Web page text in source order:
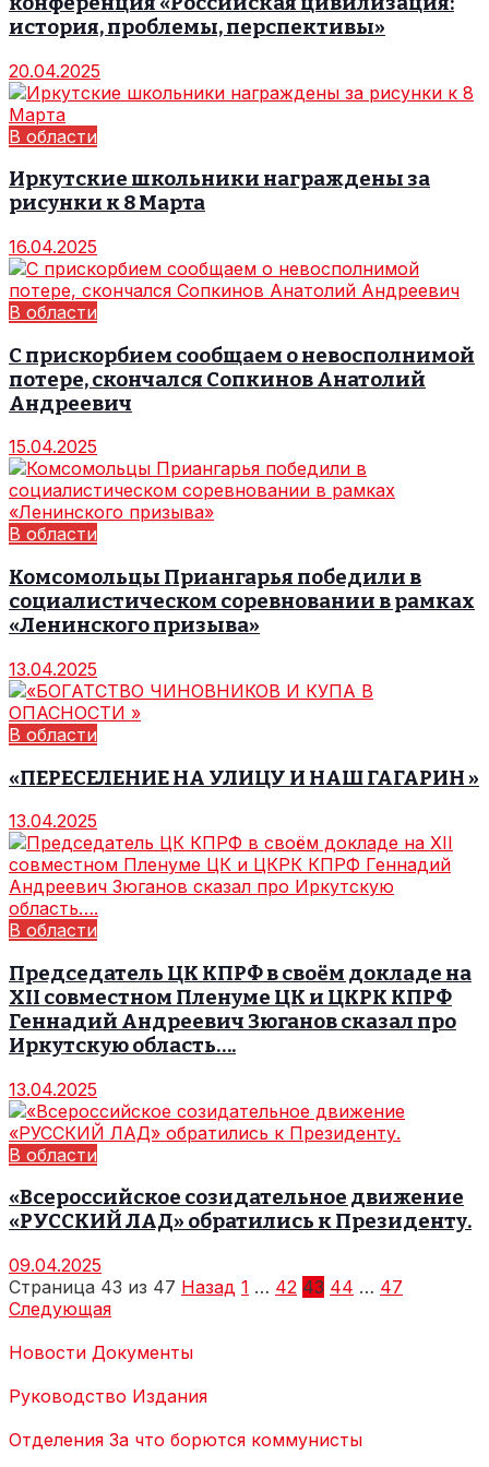
история, проблемы, перспективы»
20.04.2025
В области
Иркутские школьники награждены за
рисунки к 8 Марта
16.04.2025
В области
С прискорбием сообщаем о невосполнимой
потере, скончался Сопкинов Анатолий
Андреевич
15.04.2025
В области
Комсомольцы Приангарья победили в
социалистическом соревновании в рамках
«Ленинского призыва»
13.04.2025
В области
«ПЕРЕСЕЛЕНИЕ НА УЛИЦУ И НАШ ГАГАРИН »
13.04.2025
В области
Председатель ЦК КПРФ в своём докладе на
XII совместном Пленуме ЦК и ЦКРК КПРФ
Геннадий Андреевич Зюганов сказал про
Иркутскую область….
13.04.2025
В области
«Всероссийское созидательное движение
«РУССКИЙ ЛАД» обратились к Президенту.
09.04.2025
Страница 43 из 47 Назад 1 … 42 43 44 … 47
Следующая
Новости Документы
Руководство Издания
Отделения За что борются коммунисты